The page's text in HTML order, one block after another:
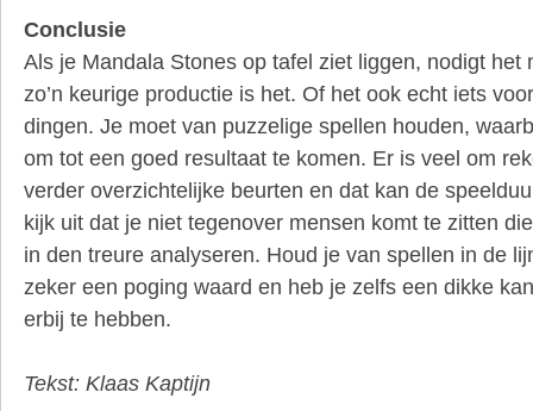
Conclusie
Als je Mandala Stones op tafel ziet liggen, nodigt het
zo’n keurige productie is het. Of het ook echt iets
dingen. Je moet van puzzelige spellen houden,
om tot een goed resultaat te komen. Er is veel om
verder overzichtelijke beurten en dat kan de
kijk uit dat je niet tegenover mensen komt te zitten
in den treure analyseren. Houd je van spellen in de
zeker een poging waard en heb je zelfs een dikke
erbij te hebben.
Tekst: Klaas Kaptijn